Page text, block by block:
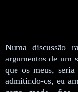
Numa discussão
argumentos de um
que os meus,
admitindo-os, eu